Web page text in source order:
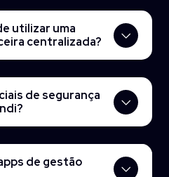
utilizar uma
centralizada?
de segurança
de gestão